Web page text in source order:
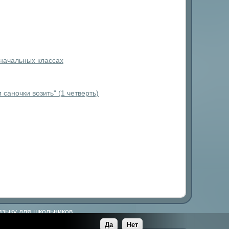
классах
возить" (1 четверть)
для школьников.
Да Нет